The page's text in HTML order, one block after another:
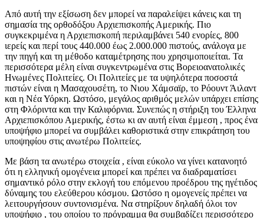
Από αυτή την εξίσωση δεν μπορεί να παραλείψει κάνεις και τη
σημασία της ορθοδόξου Αρχιεπισκοπής Αμερικής. Πιο
συγκεκριμένα η Αρχιεπισκοπή περιλαμβάνει 540 ενορίες, 800
ιερείς και περί τους 440.000 έως 2.000.000 πιστούς, ανάλογα με
την πηγή και τη μέθοδο καταμέτρησης που χρησιμοποιείται. Τα
περισσότερα μέλη είναι συγκεντρωμένα στις Βορειοανατολικές
Ηνωμένες Πολιτείες. Οι Πολιτείες με τα υψηλότερα ποσοστά
πιστών είναι η Μασαχουσέτη, το Νιου Χάμσαϊρ, το Ρόουντ Άιλαντ
και η Νέα Υόρκη. Ωστόσο, μεγάλος αριθμός μελών υπάρχει επίσης
στη Φλόριντα και την Καλιφόρνια. Συνεπώς η στήριξη του Έλληνα
Αρχιεπισκόπου Αμερικής, έστω κι αν αυτή είναι έμμεση , προς ένα
υποψήφιο μπορεί να συμβάλει καθοριστικά στην επικράτηση του
υποψηφίου στις ανωτέρω Πολιτείες.
Με βάση τα ανωτέρω στοιχεία , είναι εύκολο να γίνει κατανοητό
ότι η ελληνική ομογένεια μπορεί και πρέπει να διαδραματίσει
σημαντικό ρόλο στην εκλογή του επόμενου προέδρου της ηγέτιδος
δύναμης του ελεύθερου κόσμου. Ωστόσο η ομογενείς πρέπει να
λειτουργήσουν συντονισμένα. Να στηρίξουν δηλαδή όλοι τον
υποψήφιο , του οποίου το πρόγραμμα θα συμβαδίζει περισσότερο